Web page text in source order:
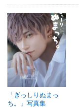
「ぎっしりぬまっ
ち。」写真集